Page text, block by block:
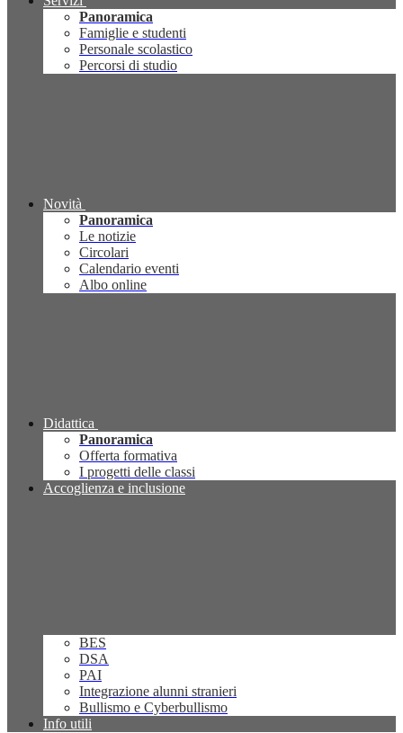
Panoramica
Famiglie e studenti
Personale scolastico
Percorsi di studio
Novità
Panoramica
Le notizie
Circolari
Calendario eventi
Albo online
Didattica
Panoramica
Offerta formativa
I progetti delle classi
Accoglienza e inclusione
BES
DSA
PAI
Integrazione alunni stranieri
Bullismo e Cyberbullismo
Info utili